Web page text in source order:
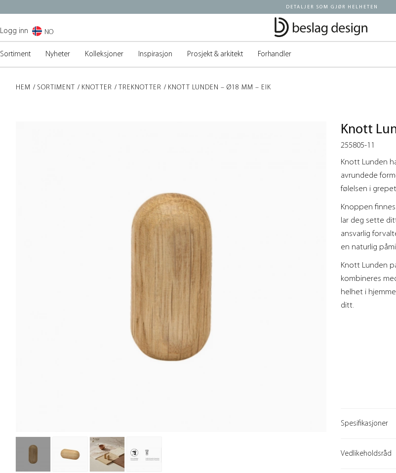
DETALJER SOM GJØR HELHETEN
NO
Logg inn
Sortiment Nyheter Kolleksjoner Inspirasjon Prosjekt & arkitekt Forhandler
HEM SORTIMENT KNOTTER TREKNOTTER KNOTT LUNDEN – Ø18 MM – EIK
Knott
255805-11
Knott Lunden
avrundede
følelsen i
Knoppen
lar deg sette
ansvarlig
en naturlig
Knott Lunden
kombineres
helhet i
ditt.
Spesifikasjoner
Vedlikeholdsråd